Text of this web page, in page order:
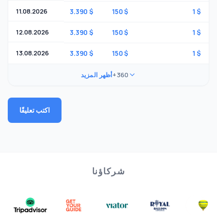
11.08.2026 3.390 $ 150 $ 1 $
12.08.2026 3.390 $ 150 $ 1 $
13.08.2026 3.390 $ 150 $ 1 $
أظهر المزيد+360
اكتب تعليقًا
شركاؤنا